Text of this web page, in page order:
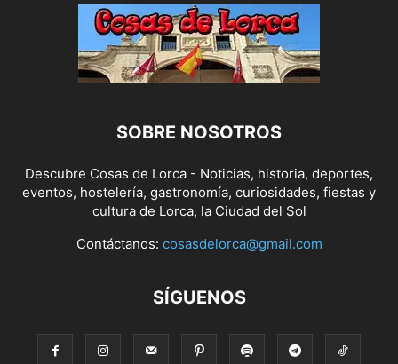
SOBRE NOSOTROS
Descubre Cosas de Lorca - Noticias, historia, deportes,
eventos, hostelería, gastronomía, curiosidades, fiestas y
cultura de Lorca, la Ciudad del Sol
Contáctanos: cosasdelorca@gmail.com
SÍGUENOS